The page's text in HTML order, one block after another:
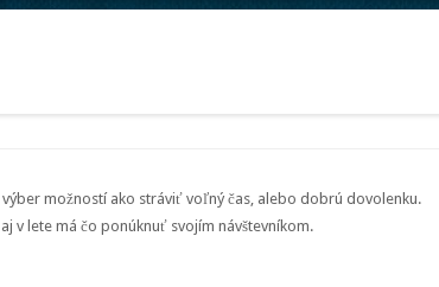
výber možností ako stráviť voľný čas, alebo dobrú dovolenku.
v lete má čo ponúknuť svojím návštevníkom.